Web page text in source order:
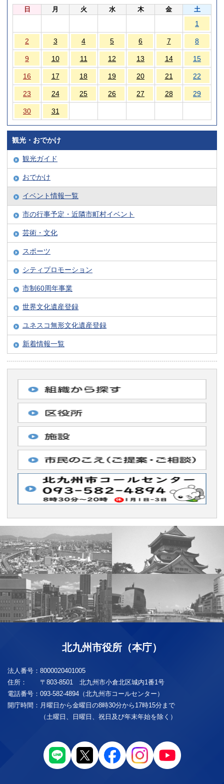
日 月 火 水 木 金 土
1
2 3 4 5 6 7 8
9 10 11 12 13 14 15
16 17 18 19 20 21 22
23 24 25 26 27 28 29
30 31
観光・おでかけ
観光ガイド
おでかけ
イベント情報一覧
市の行事予定・近隣市町村イベント
芸術・文化
スポーツ
シティプロモーション
市制60周年事業
世界文化遺産登録
ユネスコ無形文化遺産登録
新着情報一覧
北九州市役所（本庁）
法人番号： 8000020401005
住所：
〒803-8501 北九州市小倉北区城内1番1号
電話番号： 093-582-4894（北九州市コールセンター）
開庁時間： 月曜日から金曜日の8時30分から17時15分まで
（土曜日、日曜日、祝日及び年末年始を除く）